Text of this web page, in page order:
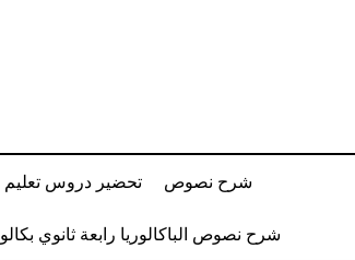
شرح نصوص تحضير دروس تعليم
شرح نصوص الباكالوريا رابعة ثانوي